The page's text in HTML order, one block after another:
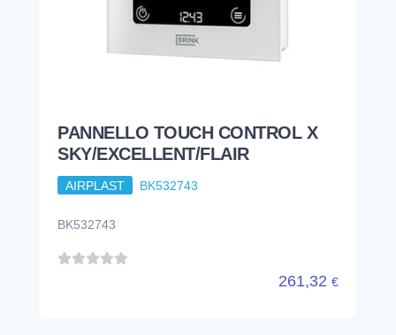
PANNELLO TOUCH CONTROL X
SKY/EXCELLENT/FLAIR
AIRPLAST BK532743
BK532743
261,32 €